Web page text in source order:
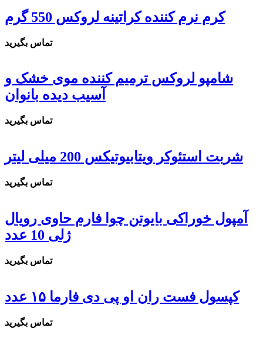
کرم نرم کننده کراتینه لروکس 550 گرم
تماس بگیرید
شامپو لروکس ترمیم کننده موی خشک و
آسیب دیده بانوان
تماس بگیرید
شربت استئوکر ویتابیوتیکس 200 میلی لیتر
تماس بگیرید
آمپول خوراکی بایوتن چوا فارم حاوی رویال
ژلی 10 عدد
تماس بگیرید
کپسول فست ران او پی دی فارما ۱۵ عدد
تماس بگیرید